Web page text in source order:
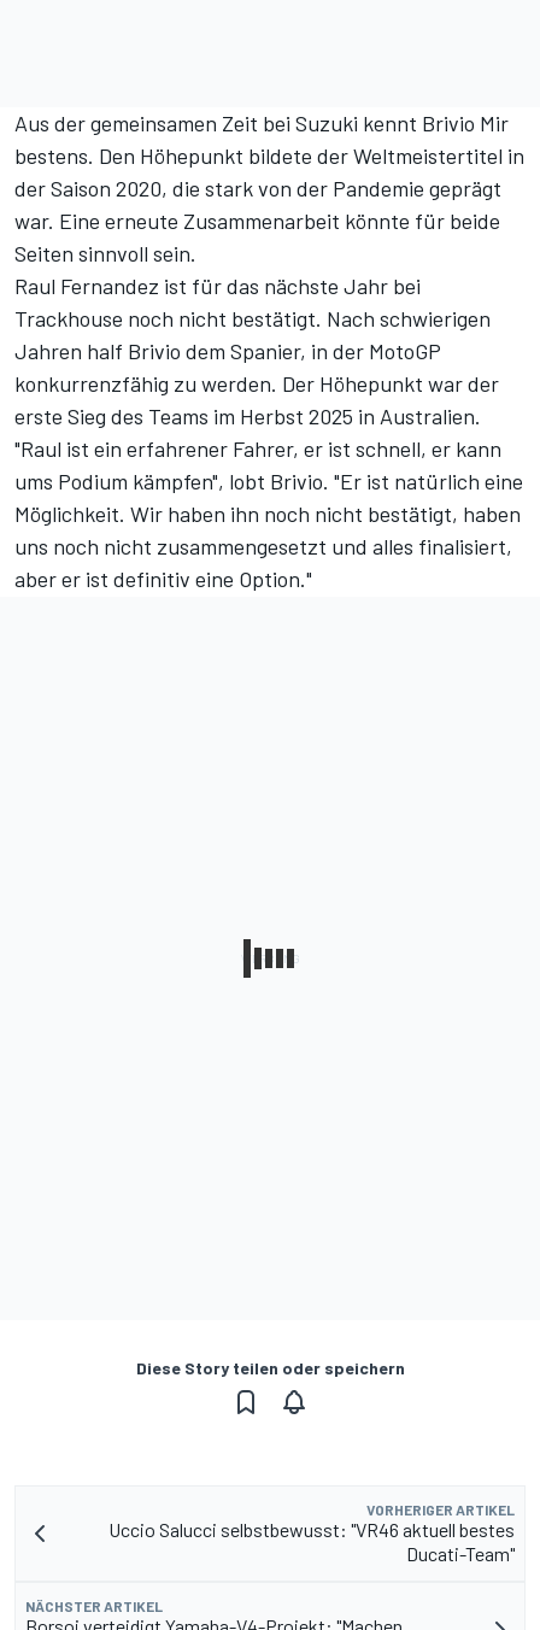
Aus der gemeinsamen Zeit bei Suzuki kennt Brivio Mir
bestens. Den Höhepunkt bildete der Weltmeistertitel in
der Saison 2020, die stark von der Pandemie geprägt
war. Eine erneute Zusammenarbeit könnte für beide
Seiten sinnvoll sein.
Raul Fernandez ist für das nächste Jahr bei
Trackhouse noch nicht bestätigt. Nach schwierigen
Jahren half Brivio dem Spanier, in der MotoGP
konkurrenzfähig zu werden. Der Höhepunkt war der
erste Sieg des Teams im Herbst 2025 in Australien.
"Raul ist ein erfahrener Fahrer, er ist schnell, er kann
ums Podium kämpfen", lobt Brivio. "Er ist natürlich eine
Möglichkeit. Wir haben ihn noch nicht bestätigt, haben
uns noch nicht zusammengesetzt und alles finalisiert,
aber er ist definitiv eine Option."
Diese Story teilen oder speichern
VORHERIGER ARTIKEL
Uccio Salucci selbstbewusst: "VR46 aktuell bestes
Ducati-Team"
NÄCHSTER ARTIKEL